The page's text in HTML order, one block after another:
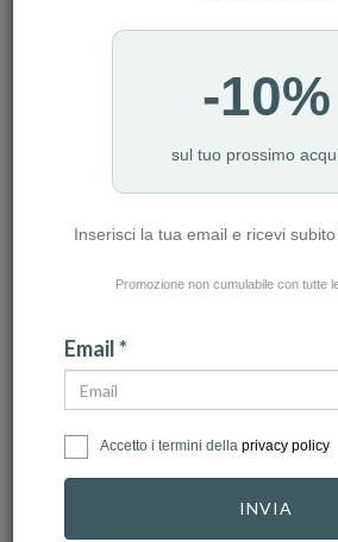
CATEGORIA: ANELLI
CATEGORIA: BRACCIALI
CATEGORIA: COLLANE
CATEGORIA: OROLOGI
CATEGORIA: DONNA
AZZERA FILTRI
NUMERO ARTICOLI:84
-10%
-10%
sul tuo prossimo
Inserisci la tua email e ricevi
Promozione non cumulabile con tutte
Email *
Accetto i termini della privacy policy
INVIA